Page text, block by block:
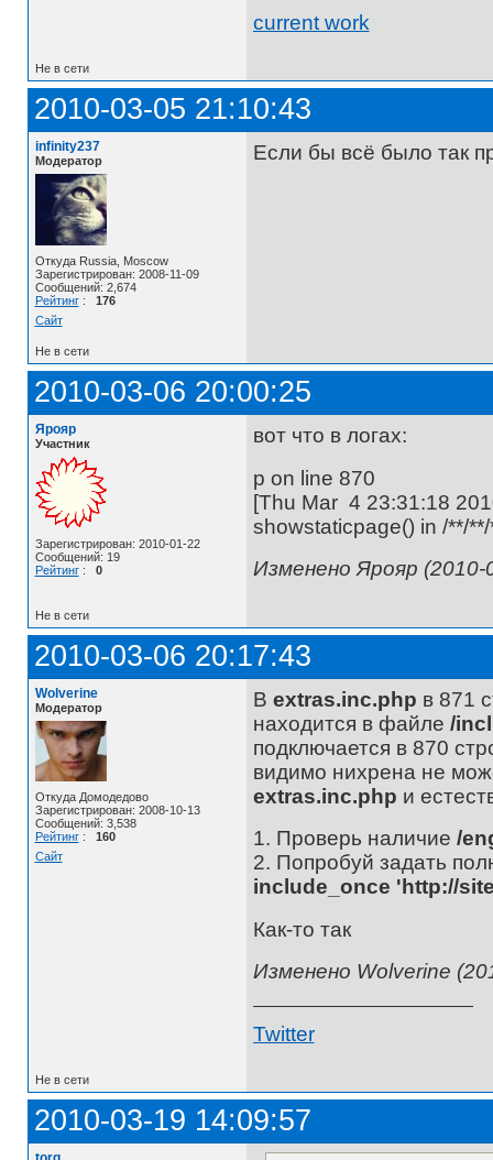
current work
Не в сети
2010-03-05 21:10:43
infinity237
Модератор
Откуда Russia, Moscow
Зарегистрирован: 2008-11-09
Сообщений: 2,674
Рейтинг: 176
Сайт
Если бы всё было так
Не в сети
2010-03-06 20:00:25
Ярояр
Участник
Зарегистрирован: 2010-01-22
Сообщений: 19
Рейтинг: 0
вот что в логах:
p on line 870
[Thu Mar 4 23:31:18
showstaticpage() in /**/
Изменено Ярояр (2010-
Не в сети
2010-03-06 20:17:43
Wolverine
Модератор
Откуда Домодедово
Зарегистрирован: 2008-10-13
Сообщений: 3,538
Рейтинг: 160
Сайт
В extras.inc.php в 871
находится в файле /
подключается в 870
видимо нихрена не
extras.inc.php и
1. Проверь наличие /
2. Попробуй задать
include_once 'http://
Как-то так
Изменено Wolverine
Twitter
Не в сети
2010-03-19 14:09:57